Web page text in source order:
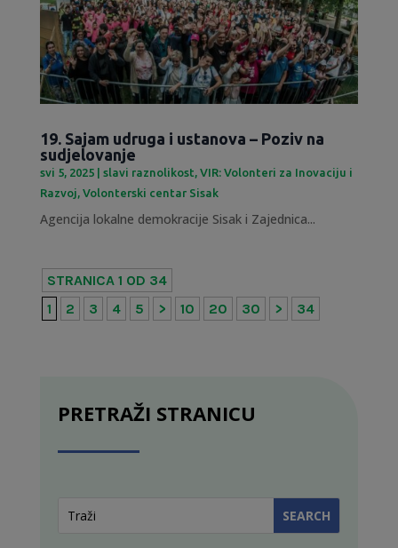
19. Sajam udruga i ustanova – Poziv na
sudjelovanje
svi 5, 2025| slavi raznolikost, VIR: Volonteri za Inovaciju i
Razvoj, Volonterski centar Sisak
Agencija lokalne demokracije Sisak i Zajednica...
STRANICA 1 OD 34
1
2 3 4 5 > 10 20 30 > 34
PRETRAŽI STRANICU